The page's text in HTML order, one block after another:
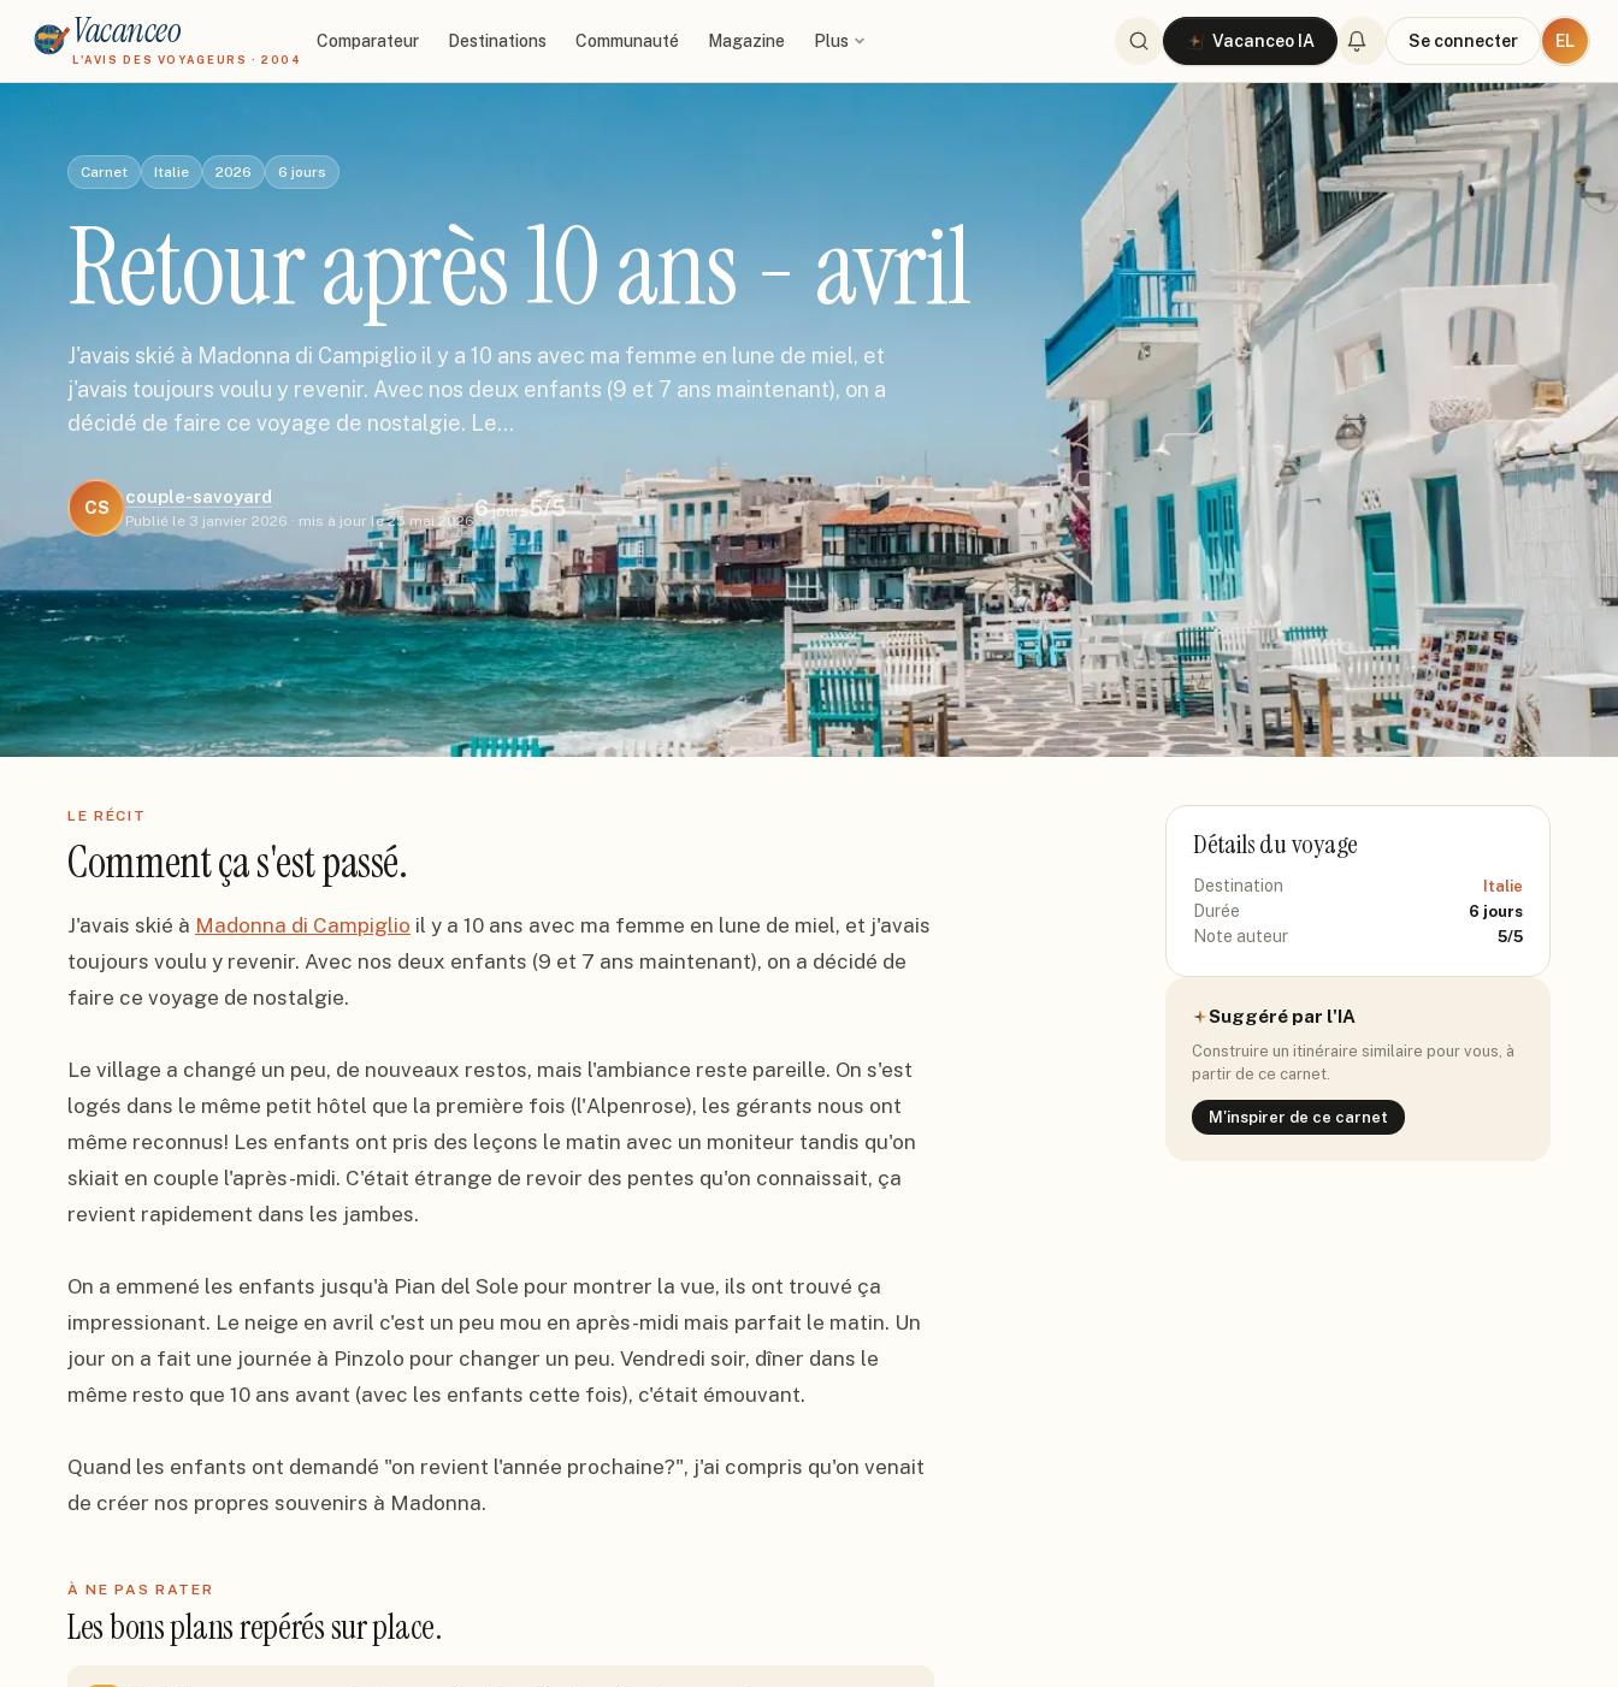
Vacanceo
L'AVIS DES VOYAGEURS · 2004
Comparateur Destinations Communauté Magazine Plus Vacanceo IA Se connecter EL
Carnet Italie 2026 6 jours
Retour après 10 ans - avril
J'avais skié à Madonna di Campiglio il y a 10 ans avec ma femme en lune de miel, et
j'avais toujours voulu y revenir. Avec nos deux enfants (9 et 7 ans maintenant), on a
décidé de faire ce voyage de nostalgie. Le…
CS
couple-savoyard
Publié le 3 janvier 2026 · mis à jour le 25 mai 2026
6jours5/5
LE RÉCIT
Comment ça s'est passé.
J'avais skié à Madonna di Campiglio il y a 10 ans avec ma femme en lune de miel, et j'avais
toujours voulu y revenir. Avec nos deux enfants (9 et 7 ans maintenant), on a décidé de
faire ce voyage de nostalgie.
Le village a changé un peu, de nouveaux restos, mais l'ambiance reste pareille. On s'est
logés dans le même petit hôtel que la première fois (l'Alpenrose), les gérants nous ont
même reconnus! Les enfants ont pris des leçons le matin avec un moniteur tandis qu'on
skiait en couple l'après-midi. C'était étrange de revoir des pentes qu'on connaissait, ça
revient rapidement dans les jambes.
On a emmené les enfants jusqu'à Pian del Sole pour montrer la vue, ils ont trouvé ça
impressionant. Le neige en avril c'est un peu mou en après-midi mais parfait le matin. Un
jour on a fait une journée à Pinzolo pour changer un peu. Vendredi soir, dîner dans le
même resto que 10 ans avant (avec les enfants cette fois), c'était émouvant.
Quand les enfants ont demandé "on revient l'année prochaine?", j'ai compris qu'on venait
de créer nos propres souvenirs à Madonna.
À NE PAS RATER
Les bons plans repérés sur place.
Détails du voyage
Destination Italie
Durée 6 jours
Note auteur 5/5
Suggéré par l'IA
Construire un itinéraire similaire pour vous, à
partir de ce carnet.
M'inspirer de ce carnet